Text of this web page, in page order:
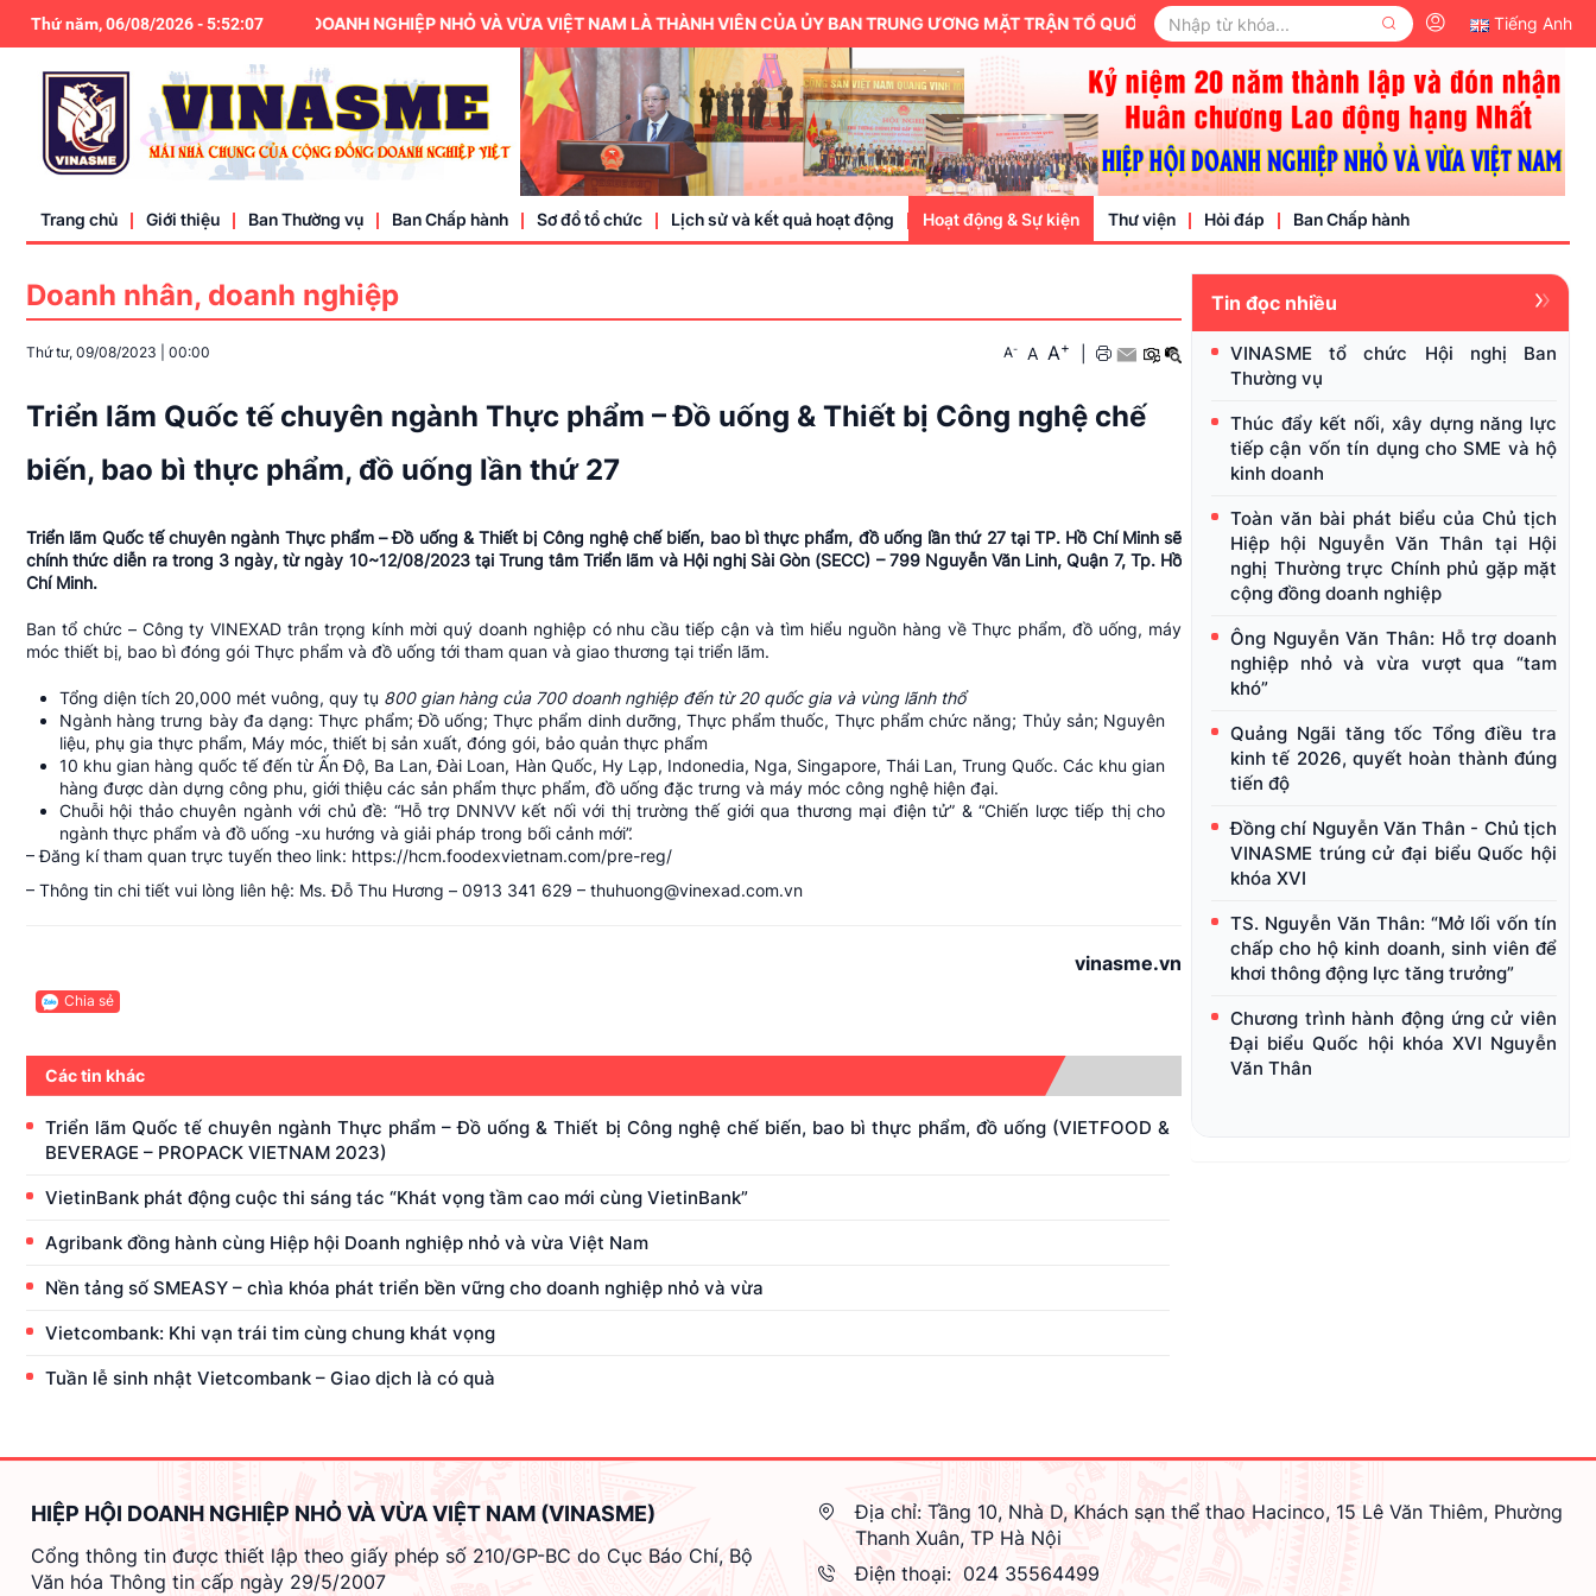
Thứ năm, 06/08/2026-5:52:07
HIỆP HỘI DOANH NGHIỆP NHỎ VÀ VỪA VIỆT NAM LÀ THÀNH VIÊN CỦA ỦY BAN TRUNG ƯƠNG MẶT TRẬN TỔ QUỐC VIỆT NAM. Tiếng Anh
Trang chủ Giới thiệu
Điều lệ
Liên hệ
Ban Thường vụ Ban Chấp hành Sơ đồ tổ chức Lịch sử và kết quả hoạt động Hoạt động & Sự kiện
Trung ương hội
Thành viên
Doanh nhân, doanh nghiệp
Thư viện
Video
Văn bản pháp luật
Hỏi đáp Ban Chấp hành
Doanh nhân, doanh nghiệp
Thứ tư, 09/08/2023 00:00 A- A A+
Triển lãm Quốc tế chuyên ngành Thực phẩm – Đồ uống & Thiết bị Công nghệ chế
biến, bao bì thực phẩm, đồ uống lần thứ 27
Triển lãm Quốc tế chuyên ngành Thực phẩm – Đồ uống & Thiết bị Công nghệ chế biến, bao bì thực phẩm, đồ uống lần thứ 27 tại TP. Hồ Chí Minh sẽ
chính thức diễn ra trong 3 ngày, từ ngày 10~12/08/2023 tại Trung tâm Triển lãm và Hội nghị Sài Gòn (SECC) – 799 Nguyễn Văn Linh, Quận 7, Tp. Hồ
Chí Minh.
Ban tổ chức – Công ty VINEXAD trân trọng kính mời quý doanh nghiệp có nhu cầu tiếp cận và tìm hiểu nguồn hàng về Thực phẩm, đồ uống, máy
móc thiết bị, bao bì đóng gói Thực phẩm và đồ uống tới tham quan và giao thương tại triển lãm.
Tổng diện tích 20,000 mét vuông, quy tụ 800 gian hàng của 700 doanh nghiệp đến từ 20 quốc gia và vùng lãnh thổ
Ngành hàng trưng bày đa dạng: Thực phẩm; Đồ uống; Thực phẩm dinh dưỡng, Thực phẩm thuốc, Thực phẩm chức năng; Thủy sản; Nguyên
liệu, phụ gia thực phẩm, Máy móc, thiết bị sản xuất, đóng gói, bảo quản thực phẩm
10 khu gian hàng quốc tế đến từ Ấn Độ, Ba Lan, Đài Loan, Hàn Quốc, Hy Lạp, Indonedia, Nga, Singapore, Thái Lan, Trung Quốc. Các khu gian
hàng được dàn dựng công phu, giới thiệu các sản phẩm thực phẩm, đồ uống đặc trưng và máy móc công nghệ hiện đại.
Chuỗi hội thảo chuyên ngành với chủ đề: “Hỗ trợ DNNVV kết nối với thị trường thế giới qua thương mại điện tử” & “Chiến lược tiếp thị cho
ngành thực phẩm và đồ uống -xu hướng và giải pháp trong bối cảnh mới”.
– Đăng kí tham quan trực tuyến theo link: https://hcm.foodexvietnam.com/pre-reg/
– Thông tin chi tiết vui lòng liên hệ: Ms. Đỗ Thu Hương – 0913 341 629 – thuhuong@vinexad.com.vn
vinasme.vn
Chia sẻ
Các tin khác
Triển lãm Quốc tế chuyên ngành Thực phẩm – Đồ uống & Thiết bị Công nghệ chế biến, bao bì thực phẩm, đồ uống (VIETFOOD &
BEVERAGE – PROPACK VIETNAM 2023)
VietinBank phát động cuộc thi sáng tác “Khát vọng tầm cao mới cùng VietinBank”
Agribank đồng hành cùng Hiệp hội Doanh nghiệp nhỏ và vừa Việt Nam
Nền tảng số SMEASY – chìa khóa phát triển bền vững cho doanh nghiệp nhỏ và vừa
Vietcombank: Khi vạn trái tim cùng chung khát vọng
Tuần lễ sinh nhật Vietcombank – Giao dịch là có quà
Tin đọc nhiều
VINASME tổ chức Hội nghị Ban
Thường vụ
Thúc đẩy kết nối, xây dựng năng lực
tiếp cận vốn tín dụng cho SME và hộ
kinh doanh
Toàn văn bài phát biểu của Chủ tịch
Hiệp hội Nguyễn Văn Thân tại Hội
nghị Thường trực Chính phủ gặp mặt
cộng đồng doanh nghiệp
Ông Nguyễn Văn Thân: Hỗ trợ doanh
nghiệp nhỏ và vừa vượt qua “tam
khó”
Quảng Ngãi tăng tốc Tổng điều tra
kinh tế 2026, quyết hoàn thành đúng
tiến độ
Đồng chí Nguyễn Văn Thân - Chủ tịch
VINASME trúng cử đại biểu Quốc hội
khóa XVI
TS. Nguyễn Văn Thân: “Mở lối vốn tín
chấp cho hộ kinh doanh, sinh viên để
khơi thông động lực tăng trưởng”
Chương trình hành động ứng cử viên
Đại biểu Quốc hội khóa XVI Nguyễn
Văn Thân
HIỆP HỘI DOANH NGHIỆP NHỎ VÀ VỪA VIỆT NAM (VINASME)
Cổng thông tin được thiết lập theo giấy phép số 210/GP-BC do Cục Báo Chí, Bộ
Văn hóa Thông tin cấp ngày 29/5/2007
Địa chỉ: Tầng 10, Nhà D, Khách sạn thể thao Hacinco, 15 Lê Văn Thiêm, Phường
Thanh Xuân, TP Hà Nội
Điện thoại: 024 35564499